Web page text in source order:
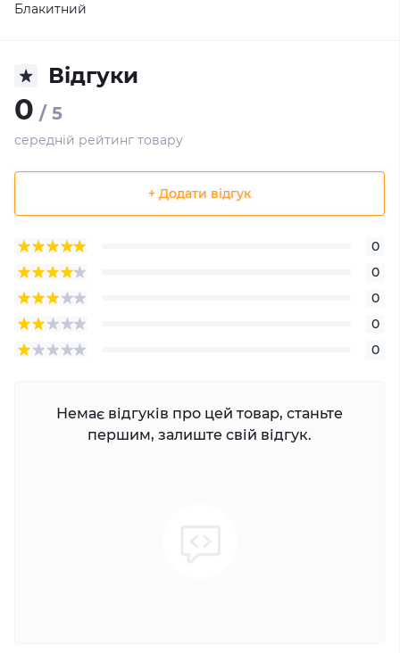
Блакитний
Відгуки
0 / 5
середній рейтинг товару
+ Додати відгук
0
0
0
0
0
Немає відгуків про цей товар, станьте
першим, залиште свій відгук.